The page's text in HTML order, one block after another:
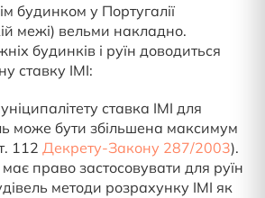
будинком у Португалії
межі) вельми накладно.
будинків і руїн доводиться
ставку IMI:
ставка IMI для
може бути збільшена максимум
112 Декрету-Закону 287/2003).
право застосовувати для руїн
методи розрахунку IMI як